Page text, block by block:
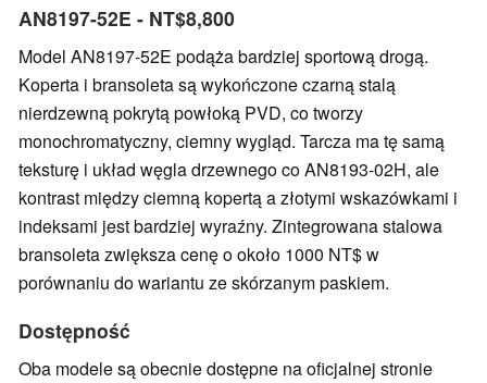
AN8197-52E - NT$8,800
Model AN8197-52E podąża bardziej sportową drogą.
Koperta i bransoleta są wykończone czarną stalą
nierdzewną pokrytą powłoką PVD, co tworzy
monochromatyczny, ciemny wygląd. Tarcza ma tę samą
teksturę i układ węgla drzewnego co AN8193-02H, ale
kontrast między ciemną kopertą a złotymi wskazówkami i
indeksami jest bardziej wyraźny. Zintegrowana stalowa
bransoleta zwiększa cenę o około 1000 NT$ w
porównaniu do wariantu ze skórzanym paskiem.
Dostępność
Oba modele są obecnie dostępne na oficjalnej stronie